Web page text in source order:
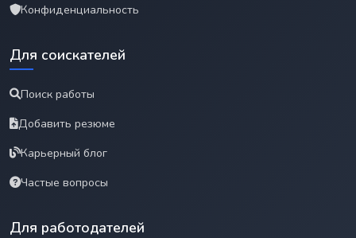
Конфиденциальность
Для соискателей
Поиск работы
Добавить резюме
Карьерный блог
Частые вопросы
Для работодателей